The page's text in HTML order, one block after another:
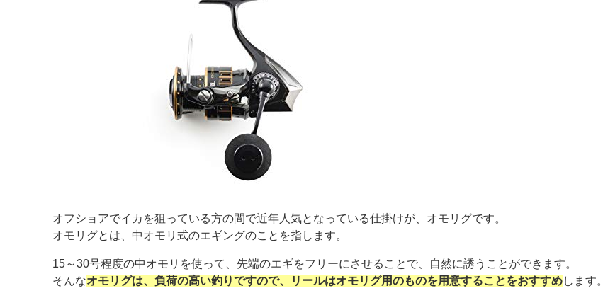
オフショアでイカを狙っている方の間で近年人気となっている仕掛けが、オモリグです。
オモリグとは、中オモリ式のエギングのことを指します。
15～30号程度の中オモリを使って、先端のエギをフリーにさせることで、自然に誘うことができます。
そんなオモリグは、負荷の高い釣りですので、リールはオモリグ用のものを用意することをおすすめします。